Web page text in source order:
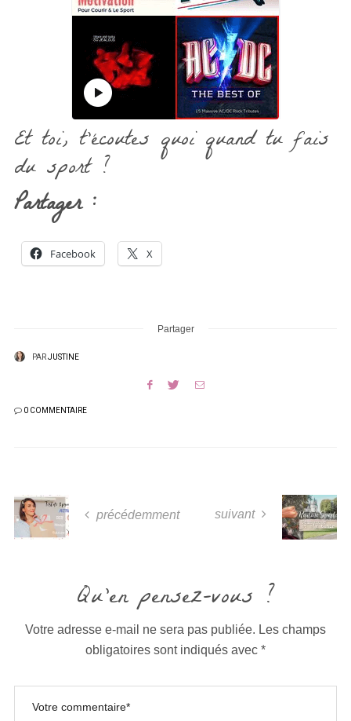
Et toi, t’écoutes quoi quand tu fais
du sport ?
Partager :
Facebook X
Partager
PARJUSTINE
0 COMMENTAIRE
précédemment suivant
Qu'en pensez-vous ?
Votre adresse e-mail ne sera pas publiée. Les champs
obligatoires sont indiqués avec *